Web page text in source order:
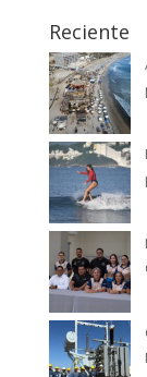
Reciente